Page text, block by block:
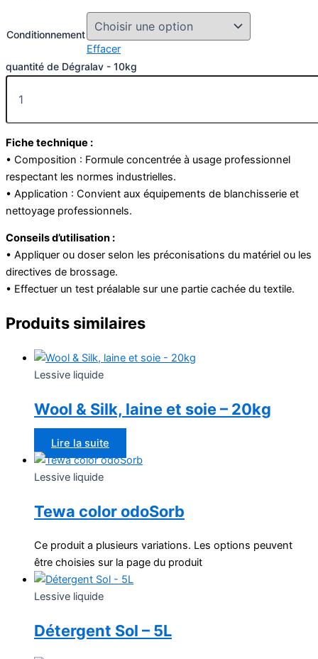
Conditionnement
Effacer
quantité de Dégralav - 10kg
Fiche technique :
• Composition : Formule concentrée à usage professionnel
respectant les normes industrielles.
• Application : Convient aux équipements de blanchisserie et
nettoyage professionnels.
Conseils d’utilisation :
• Appliquer ou doser selon les préconisations du matériel ou les
directives de brossage.
• Effectuer un test préalable sur une partie cachée du textile.
Produits similaires
Lessive liquide
Wool & Silk, laine et soie – 20kg
Lire la suite
Lessive liquide
Tewa color odoSorb
Ce produit a plusieurs variations. Les options peuvent
être choisies sur la page du produit
Lessive liquide
Détergent Sol – 5L